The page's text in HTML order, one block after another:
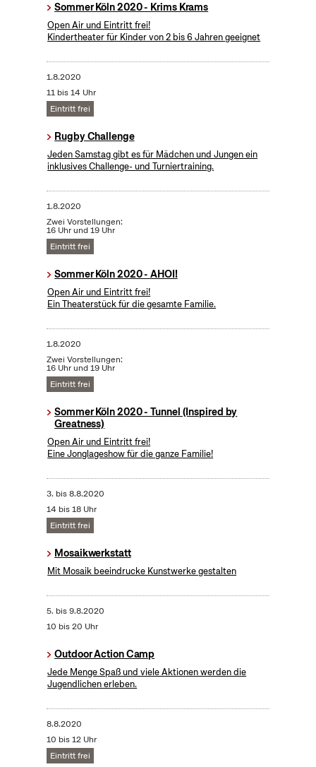
Sommer Köln 2020 - Krims Krams
Open Air und Eintritt frei!
Kindertheater für Kinder von 2 bis 6 Jahren geeignet
1.8.2020
11 bis 14 Uhr
Eintritt frei
Rugby Challenge
Jeden Samstag gibt es für Mädchen und Jungen ein
inklusives Challenge- und Turniertraining.
1.8.2020
Zwei Vorstellungen:
16 Uhr und 19 Uhr
Eintritt frei
Sommer Köln 2020 - AHOI!
Open Air und Eintritt frei!
Ein Theaterstück für die gesamte Familie.
1.8.2020
Zwei Vorstellungen:
16 Uhr und 19 Uhr
Eintritt frei
Sommer Köln 2020 - Tunnel (Inspired by
Greatness)
Open Air und Eintritt frei!
Eine Jonglageshow für die ganze Familie!
3. bis8.8.2020
14 bis 18 Uhr
Eintritt frei
Mosaikwerkstatt
Mit Mosaik beeindrucke Kunstwerke gestalten
5. bis9.8.2020
10 bis 20 Uhr
Outdoor Action Camp
Jede Menge Spaß und viele Aktionen werden die
Jugendlichen erleben.
8.8.2020
10 bis 12 Uhr
Eintritt frei